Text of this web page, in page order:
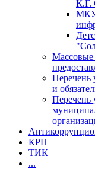
К.Г.
МКУ
Массовые
Перечень
и
Перечень
КРП
ТИК
...